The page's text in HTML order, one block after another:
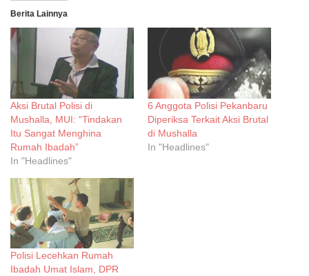
Berita Lainnya
Aksi Brutal Polisi di
Mushalla, MUI: “Tindakan
Itu Sangat Menghina
Rumah Ibadah”
In "Headlines"
6 Anggota Polisi Pekanbaru
Diperiksa Terkait Aksi Brutal
di Mushalla
In "Headlines"
Polisi Lecehkan Rumah
Ibadah Umat Islam, DPR